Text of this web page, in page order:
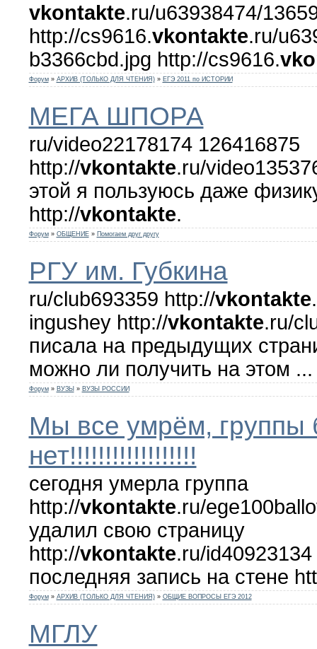
vkontakte.ru/u63938474/
http://cs9616.vkontakte.ru/
b3366cbd.jpg http://cs9616.
Форум » АРХИВ (ТОЛЬКО ДЛЯ ЧТЕНИЯ) » ЕГЭ 2011 по ИСТОРИИ
МЕГА ШПОРА
ru/video22178174 126416875
http://vkontakte.ru/
этой я пользуюсь даже
http://vkontakte.
Форум » ОБЩЕНИЕ » Помогаем друг другу
РГУ им. Губкина
ru/club693359 http://vkontakte
ingushey http://vkontakte.ru/
писала на предыдущих
можно ли получить на этом ...
Форум » ВУЗЫ » ВУЗЫ РОССИИ
Мы все умрём, группы
нет!!!!!!!!!!!!!!!!!!
сегодня умерла группа
http://vkontakte.ru/
удалил свою страницу
http://vkontakte.ru/id40923134
последняя запись на стене
Форум » АРХИВ (ТОЛЬКО ДЛЯ ЧТЕНИЯ) » ОБЩИЕ ВОПРОСЫ ЕГЭ 2012
МГЛУ